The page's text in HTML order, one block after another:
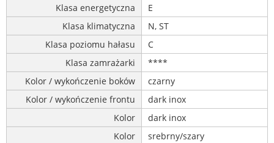
Klasa energetyczna
E
Klasa klimatyczna
N, ST
Klasa poziomu hałasu
C
Klasa zamrażarki
****
Kolor / wykończenie boków
czarny
Kolor / wykończenie frontu
dark inox
Kolor
dark inox
Kolor
srebrny/szary